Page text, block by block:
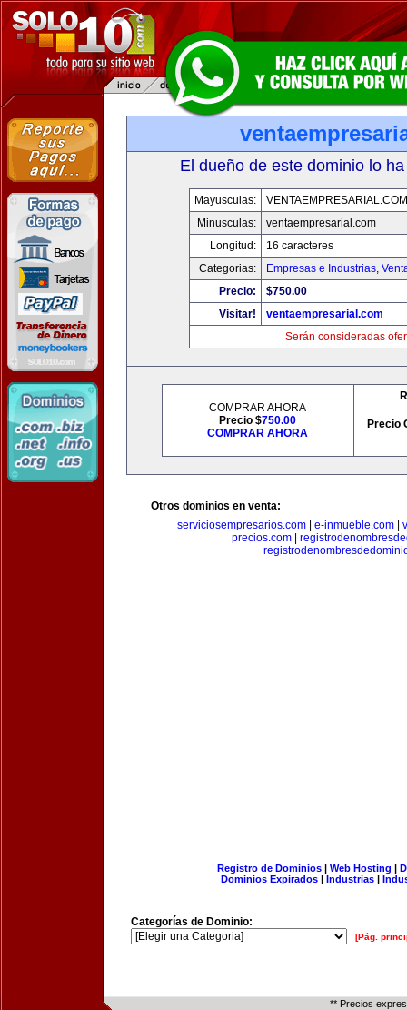
El dueño de este dominio lo
Mayusculas:
VENTAEMPRESARIAL.COM
Minusculas:
ventaempresarial.com
Longitud:
16 caracteres
Categorias:
Empresas e Industrias,
Precio:
$750.00
Visitar!
ventaempresarial.com
Serán consideradas
COMPRAR AHORA
Precio $750.00
COMPRAR AHORA
Precio
Otros dominios en venta:
serviciosempresarios.com| e-inmueble.com|
precios.com
Registro de Dominios| Web Hosting |
Dominios Expirados | Industrias |
Categorías de Dominio:
[Pág.
** Precios